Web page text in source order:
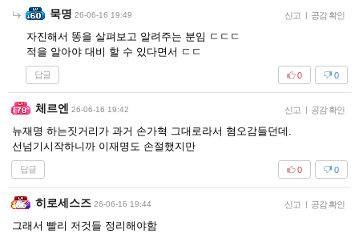
묵명 26-06-16 19:49 신고 | 공감 확인
자진해서 똥을 살펴보고 알려주는 분임 ㄷㄷㄷ
적을 알아야 대비 할 수 있다면서 ㄷㄷ
답글 0
0
체르엔 26-06-16 19:42 신고 | 공감 확인
뉴재명 하는짓거리가 과거 손가혁 그대로라서 혐오감들던데.
선넘기시작하니까 이재명도 손절했지만
답글 0
0
히로세스즈 26-06-16 19:44 신고 | 공감 확인
그래서 빨리 저것들 정리해야함